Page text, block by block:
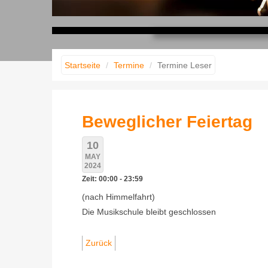
Startseite Termine Termine Leser
Beweglicher Feiertag
10
MAY
2024
Zeit: 00:00 - 23:59
(nach Himmelfahrt)
Die Musikschule bleibt geschlossen
Zurück